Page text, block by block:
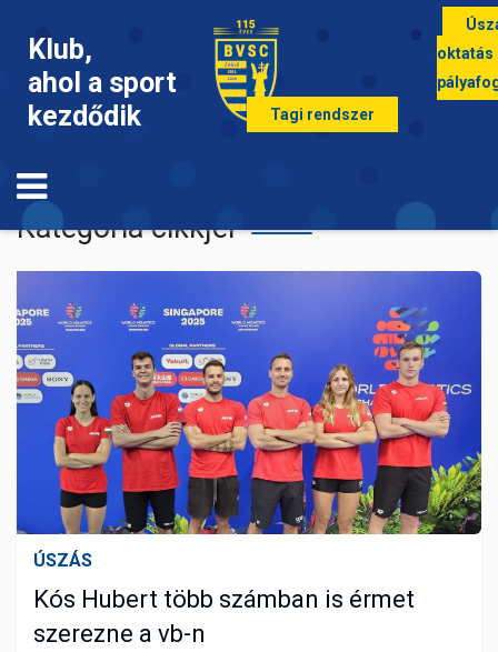
Klub,
ahol a sport
kezdődik
Tagi rendszer
oktatás
Úszás
Kategória cikkjei
ÚSZÁS
Kós Hubert több számban is érmet
szerezne a vb-n